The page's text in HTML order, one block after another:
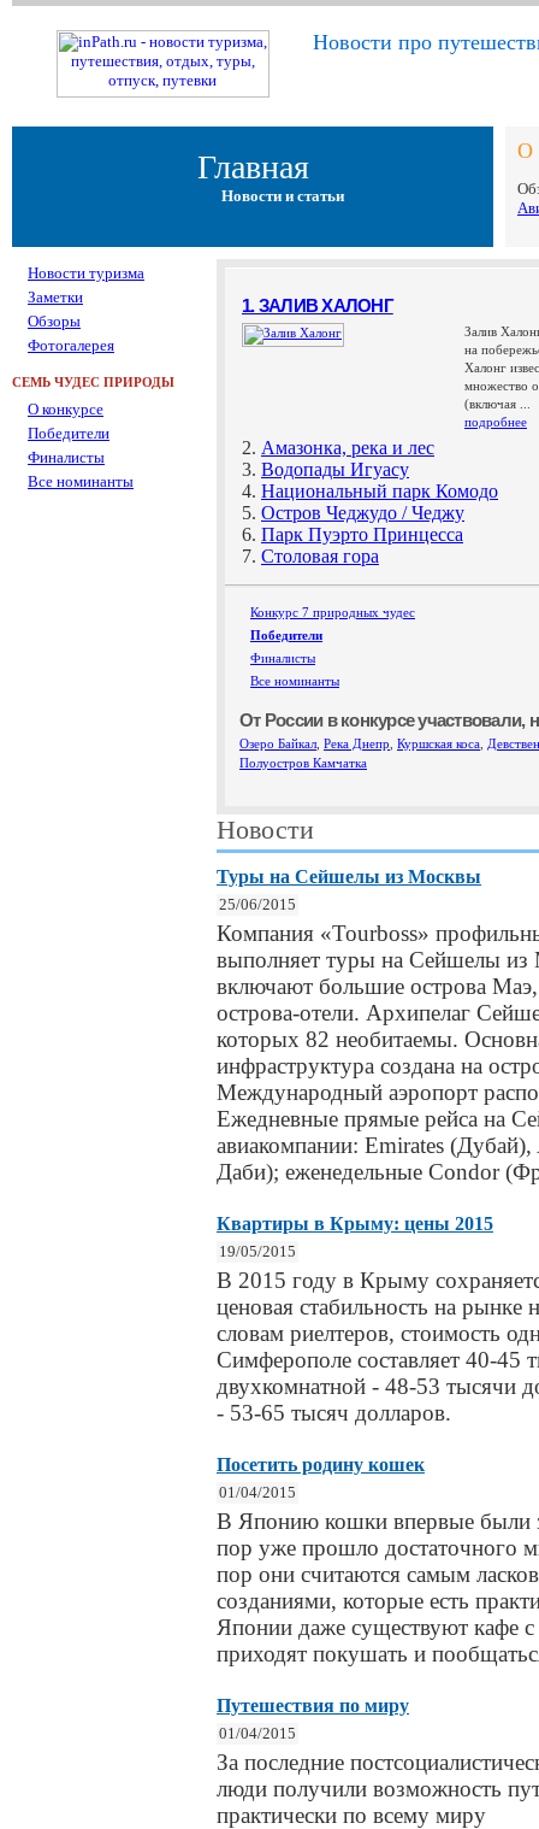
Новости про
Главная
Новости и статьи
О
Новости туризма
Заметки
Обзоры
Фотогалерея
СЕМЬ ЧУДЕС ПРИРОДЫ
О конкурсе
Победители
Финалисты
Все номинанты
1. ЗАЛИВ ХАЛОНГ
Залив
на
Халонг
множество
(включая ...
подробнее
2. Амазонка, река и лес
3. Водопады Игуасу
4. Национальный парк Комодо
5. Остров Чеджудо / Чеджу
6. Парк Пуэрто Принцесса
7. Столовая гора
Конкурс 7 природных чудес
Победители
Финалисты
Все номинанты
От России в конкурсе
Озеро Байкал Река Днепр Куршская коса
Полуостров Камчатка
Новости
Туры на Сейшелы из Москвы
25/06/2015
Компания «Tourboss»
выполняет туры на Сейшелы
включают большие острова
острова-отели. Архипелаг
которых 82 необитаемы.
инфраструктура создана на
Международный аэропорт
Ежедневные прямые рейса на
авиакомпании: Emirates
Даби); еженедельные Condor
Квартиры в Крыму: цены 2015
19/05/2015
В 2015 году в Крыму
ценовая стабильность на
словам риелтеров, стоимость
Симферополе составляет 40-45
двухкомнатной - 48-53 тысячи
- 53-65 тысяч долларов.
Посетить родину кошек
01/04/2015
В Японию кошки впервые были
пор уже прошло достаточного
пор они считаются самым
созданиями, которые есть
Японии даже существуют кафе
приходят покушать и
Путешествия по миру
01/04/2015
За последние
люди получили возможность
практически по всему миру